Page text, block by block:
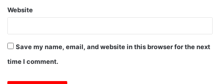
Website
Save my name, email, and website in this browser for the next
time I comment.